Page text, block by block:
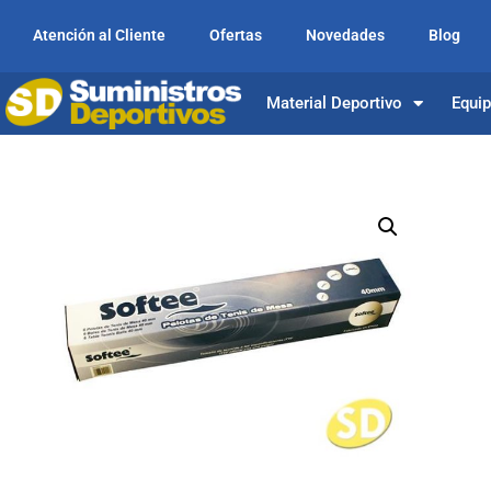
Atención al Cliente Ofertas Novedades Blog
Material Deportivo